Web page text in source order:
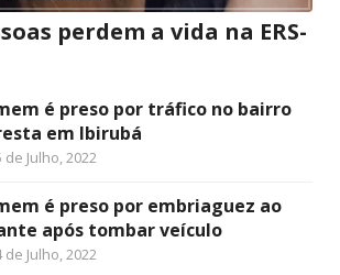
perdem a vida na ERS-
é preso por tráfico no bairro
em Ibirubá
de Julho, 2022
é preso por embriaguez ao
após tombar veículo
de Julho, 2022